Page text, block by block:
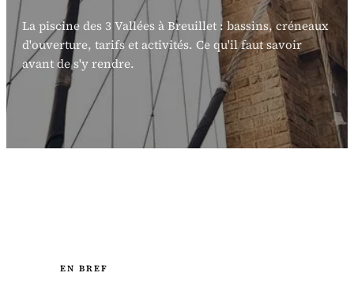
La piscine des 3 Vallées à Breuillet : bassins, créneaux
d'ouverture, tarifs et activités. Ce qu'il faut savoir
avant de s'y rendre.
EN BREF